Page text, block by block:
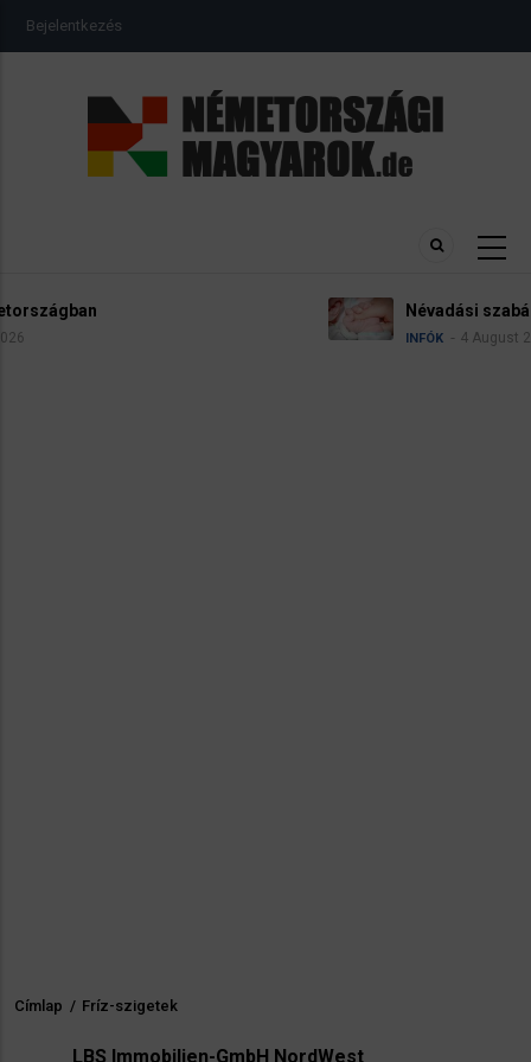
USER
ACCOUNT
Bejelentkezés
Névadási szabályok Németországban
4 August 2026
Morzsa
Címlap / Fríz-szigetek
LBS Immobilien-GmbH NordWest